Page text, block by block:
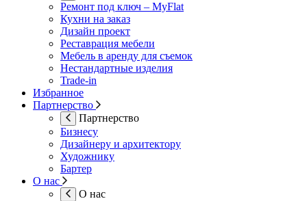
Ремонт под ключ – MyFlat
Кухни на заказ
Дизайн проект
Реставрация мебели
Мебель в аренду для съемок
Нестандартные изделия
Trade-in
Избранное
Партнерство
Партнерство
Бизнесу
Дизайнеру и архитектору
Художнику
Бартер
О нас
О нас